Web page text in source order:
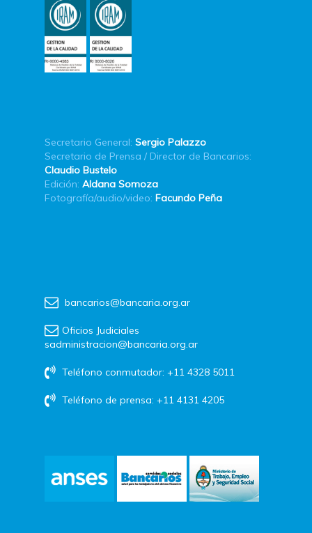
Secretario General: Sergio Palazzo
Secretario de Prensa / Director de Bancarios:
Claudio Bustelo
Edición: Aldana Somoza
Fotografía/audio/video: Facundo Peña
bancarios@bancaria.org.ar
Oficios Judiciales
sadministracion@bancaria.org.ar
Teléfono conmutador: +11 4328 5011
Teléfono de prensa: +11 4131 4205